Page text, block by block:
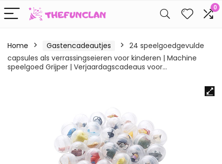
0
Home Gastencadeautjes
24 speelgoedgevulde
capsules als verrassingseieren voor kinderen | Machine
speelgoed Grijper | Verjaardagscadeaus voor…